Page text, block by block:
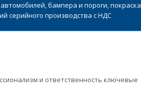
бампера и пороги, покраска
серийного производства с НДС
и ответственность ключевые